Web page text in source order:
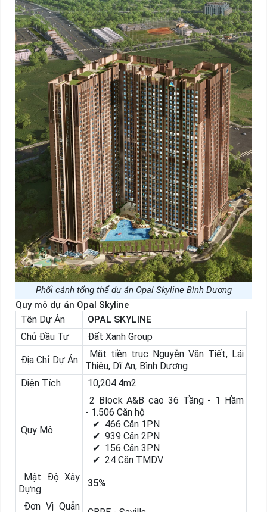
Phối cảnh tổng thể dự án Opal Skyline Bình Dương
Quy mô dự án Opal Skyline
Tên Dự Án
OPAL SKYLINE
Chủ Đầu Tư
Đất Xanh Group
Địa Chỉ Dự Án
Mặt tiền trục Nguyễn Văn Tiết, Lái
Thiêu, Dĩ An, Bình Dương
Diện Tích
10,204.4m2
Quy Mô
2 Block A&B cao 36 Tầng - 1 Hầm
- 1.506 Căn hộ
✔ 466 Căn 1PN
✔ 939 Căn 2PN
✔ 156 Căn 3PN
✔ 24 Căn TMDV
Mật Độ Xây
Dựng
35%
Đơn Vị Quản